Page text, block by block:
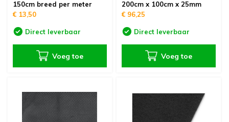
150cm breed per meter
€ 13,50
Direct leverbaar
Voeg toe
200cm x 100cm x 25mm
€ 96,25
Direct leverbaar
Voeg toe